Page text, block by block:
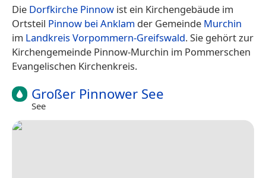
Die Dorfkirche Pinnow ist ein Kirchengebäude im
Ortsteil Pinnow bei Anklam der Gemeinde Murchin
im Landkreis Vorpommern-Greifswald. Sie gehört zur
Kirchengemeinde Pinnow-Murchin im Pommerschen
Evangelischen Kirchenkreis.
Großer Pinnower See
See